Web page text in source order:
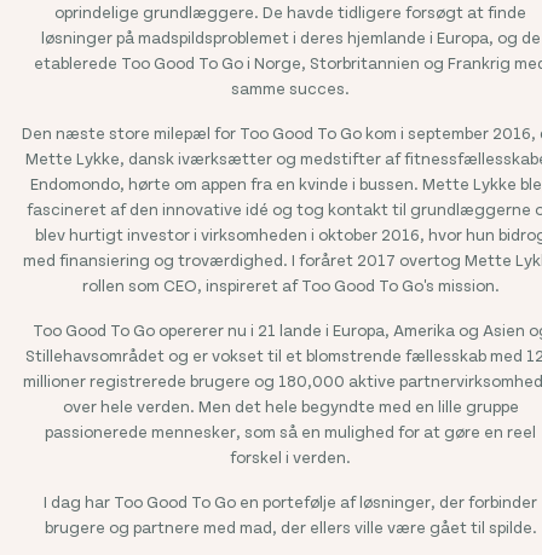
oprindelige grundlæggere. De havde tidligere forsøgt at finde
løsninger på madspildsproblemet i deres hjemlande i Europa, og de
etablerede Too Good To Go i Norge, Storbritannien og Frankrig
samme succes.
Den næste store milepæl for Too Good To Go kom i september 2016,
Mette Lykke, dansk iværksætter og medstifter af
Endomondo, hørte om appen fra en kvinde i bussen. Mette Lykke
fascineret af den innovative idé og tog kontakt til grundlæggerne
blev hurtigt investor i virksomheden i oktober 2016, hvor hun
med finansiering og troværdighed. I foråret 2017 overtog Mette
rollen som CEO, inspireret af Too Good To Go's mission.
Too Good To Go opererer nu i 21 lande i Europa, Amerika og Asien
Stillehavsområdet og er vokset til et blomstrende fællesskab med
millionerregistrerede brugere og 180,000 aktive
over hele verden. Men det hele begyndte med en lille gruppe
passionerede mennesker, som så en mulighed for at gøre en reel
forskel i verden.
I dag har Too Good To Go en portefølje af løsninger, der forbinder
brugere og partnere med mad, der ellers ville være gået til spilde.